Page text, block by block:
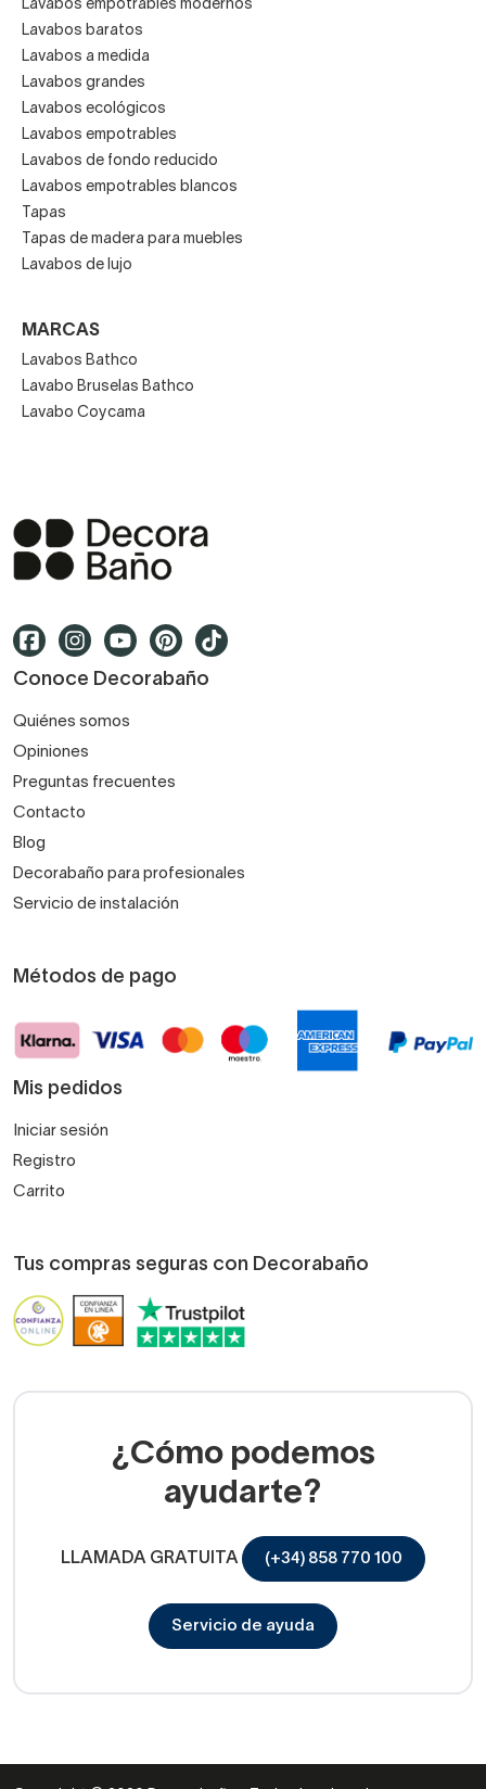
Lavabos empotrables modernos
Lavabos baratos
Lavabos a medida
Lavabos grandes
Lavabos ecológicos
Lavabos empotrables
Lavabos de fondo reducido
Lavabos empotrables blancos
Tapas
Tapas de madera para muebles
Lavabos de lujo
MARCAS
Lavabos Bathco
Lavabo Bruselas Bathco
Lavabo Coycama
Conoce Decorabaño
Quiénes somos
Opiniones
Preguntas frecuentes
Contacto
Blog
Decorabaño para profesionales
Servicio de instalación
Métodos de pago
Mis pedidos
Iniciar sesión
Registro
Carrito
Tus compras seguras con Decorabaño
¿Cómo podemos
ayudarte?
LLAMADA GRATUITA (+34) 858 770 100
Servicio de ayuda